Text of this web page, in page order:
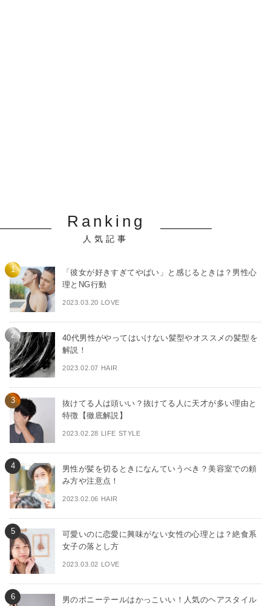
Ranking
人気記事
「彼女が好きすぎてやばい」と感じるときは？男性心
理とNG行動
2023.03.20 LOVE
40代男性がやってはいけない髪型やオススメの髪型を
解説！
2023.02.07 HAIR
抜けてる人は頭いい？抜けてる人に天才が多い理由と
特徴【徹底解説】
2023.02.28 LIFE STYLE
男性が髪を切るときになんていうべき？美容室での頼
み方や注意点！
2023.02.06 HAIR
可愛いのに恋愛に興味がない女性の心理とは？絶食系
女子の落とし方
2023.03.02 LOVE
男のポニーテールはかっこいい！人気のヘアスタイル